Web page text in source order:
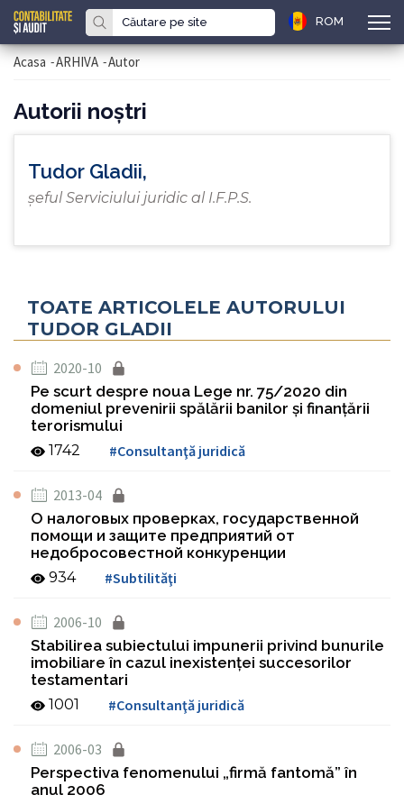
ROM
Acasa -ARHIVA -Autor
Autorii noştri
Tudor Gladii,
şeful Serviciului juridic al I.F.P.S.
TOATE ARTICOLELE AUTORULUI
TUDOR GLADII
2020-10
Pe scurt despre noua Lege nr. 75/2020 din
domeniul prevenirii spălării banilor şi finanţării
terorismului
1742 #Consultanţă juridică
2013-04
О налоговых проверках, государственной
помощи и защите предприятий от
недобросовестной конкуренции
934 #Subtilităţi
2006-10
Stabilirea subiectului impunerii privind bunurile
imobiliare în cazul inexistenţei succesorilor
testamentari
1001 #Consultanţă juridică
2006-03
Perspectiva fenomenului „firmă fantomă” în
anul 2006